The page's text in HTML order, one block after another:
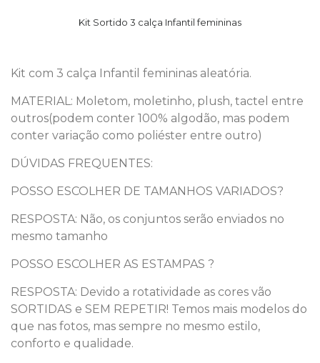
Kit Sortido 3 calça Infantil femininas
Kit com 3 calça Infantil femininas aleatória.
MATERIAL: Moletom, moletinho, plush, tactel entre
outros(podem conter 100% algodão, mas podem
conter variação como poliéster entre outro)
DÚVIDAS FREQUENTES:
POSSO ESCOLHER DE TAMANHOS VARIADOS?
RESPOSTA: Não, os conjuntos serão enviados no
mesmo tamanho
POSSO ESCOLHER AS ESTAMPAS ?
RESPOSTA: Devido a rotatividade as cores vão
SORTIDAS e SEM REPETIR! Temos mais modelos do
que nas fotos, mas sempre no mesmo estilo,
conforto e qualidade.